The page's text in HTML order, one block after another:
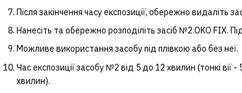
Після закінчення часу експозиції, обережно видаліть
Нанесіть та обережно розподіліть засіб №2 OKO FIX.
Можливе використання засобу під плівкою або без неї.
Час експозиції засобу №2 від 5 до 12 хвилин (тонкі вії
хвилин).